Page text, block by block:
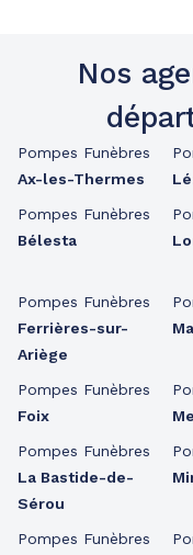
Nos
Pompes Funèbres
Ax-les-Thermes
Pompes Funèbres
Bélesta
Pompes Funèbres
Ferrières-sur-
Ariège
Pompes Funèbres
Foix
Pompes Funèbres
La Bastide-de-
Sérou
Pompes Funèbres